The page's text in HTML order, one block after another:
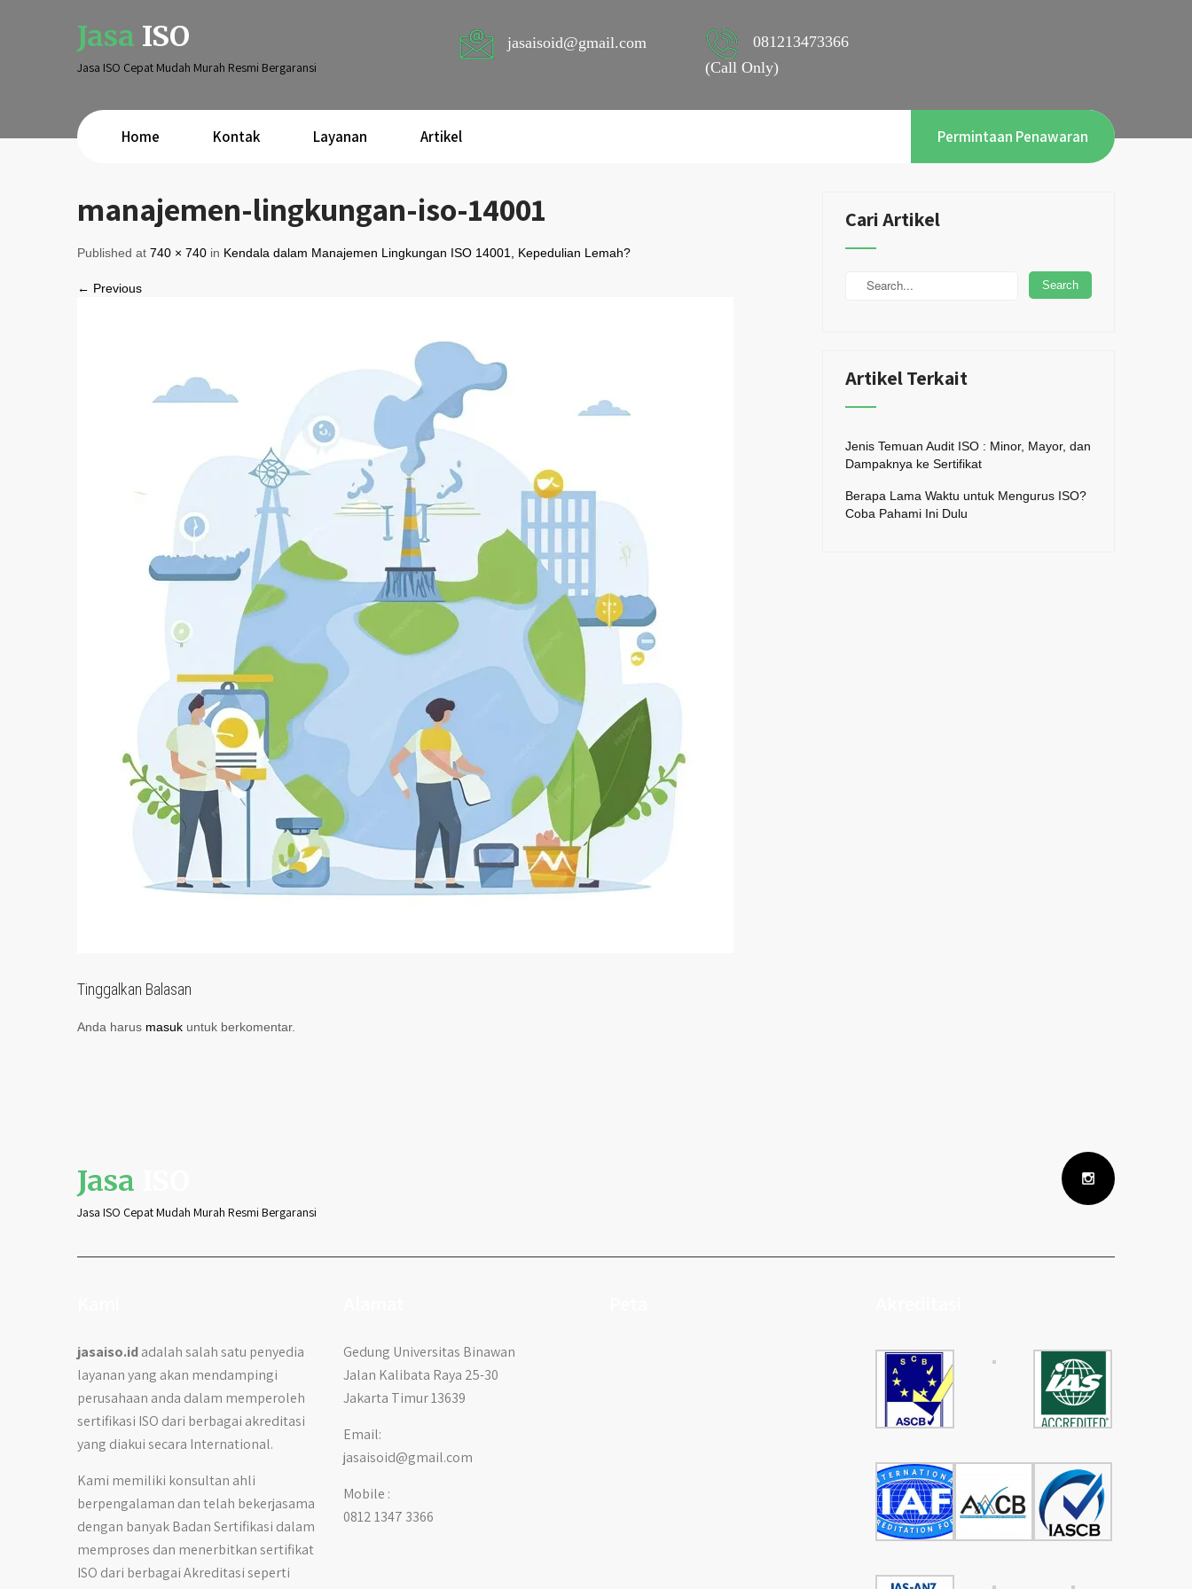
Jasa ISO
Jasa ISO Cepat Mudah Murah Resmi Bergaransi
jasaisoid@gmail.com
081213473366
(Call Only)
Home Kontak Layanan Artikel Permintaan Penawaran
manajemen-lingkungan-iso-14001
Published at 740 × 740 in Kendala dalam Manajemen Lingkungan ISO 14001, Kepedulian Lemah?
← Previous
Tinggalkan Balasan
Anda harus masuk untuk berkomentar.
Cari Artikel
Artikel Terkait
Jenis Temuan Audit ISO : Minor, Mayor, dan
Dampaknya ke Sertifikat
Berapa Lama Waktu untuk Mengurus ISO?
Coba Pahami Ini Dulu
Jasa
Jasa ISO Cepat Mudah Murah Resmi Bergaransi
jasaiso.idadalah salah satu penyedia
layanan yang akan mendampingi
perusahaan anda dalam memperoleh
sertifikasi ISO dari berbagai akreditasi
yang diakui secara International.
Kami memiliki konsultan ahli
berpengalaman dan telah bekerjasama
dengan banyak Badan Sertifikasi dalam
memproses dan menerbitkan sertifikat
ISO dari berbagai Akreditasi seperti
Gedung Universitas Binawan
Jalan Kalibata Raya 25-30
Jakarta Timur 13639
Email:
jasaisoid@gmail.com
Mobile :
0812 1347 3366